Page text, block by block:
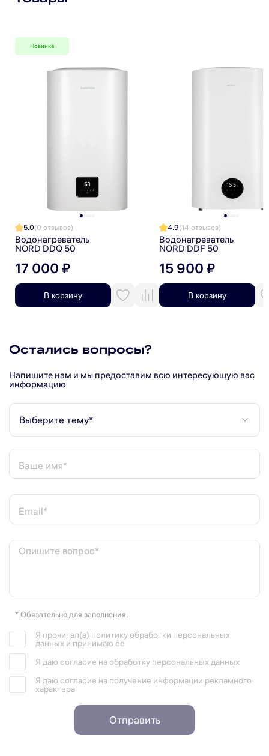
Новинка
5.0(0 отзывов)
Водонагреватель
NORD DDQ 50
17 000 ₽
В корзину
4.9(14 отзывов)
Водонагреватель
NORD DDF 50
15 900 ₽
В корзину
Остались вопросы?
Напишите нам и мы предоставим всю интересующую вас
информацию
Выберите тему*
Ваше имя*
Email*
Опишите вопрос*
* Обязательно для заполнения.
Я прочитал(а) политику обработки персональных
данных и принимаю ее
Я даю согласие на обработку персональных данных
Я даю согласие на получение информации рекламного
характера
Отправить
Я даю согласие на получение рекламной рассылки